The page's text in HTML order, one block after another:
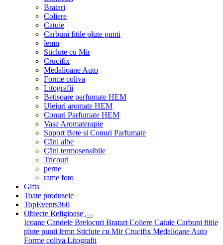
Bratari
Coliere
Catuie
Carbuni fitile plute punti
lemn
Sticlute cu Mir
Crucifix
Medalioane Auto
Forme coliva
Litografii
Betisoare parfumate HEM
Uleiuri aromate HEM
Conuri Parfumate HEM
Vase Aromaterapie
Suport Bete si Conuri Parfumate
Căni albe
Căni termosensibile
Tricouri
perne
rame foto
Gifts
Toate produsele
TopEvents360
Obiecte Religioase
Icoane Candele Brelocuri Bratari Coliere Catuie Carbuni fitile
plute punti lemn Sticlute cu MirCrucifix Medalioane Auto
Forme coliva Litografii